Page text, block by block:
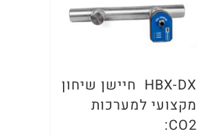
HBX-DX חיישן שיחון
מקצועי למערכות
CO2: